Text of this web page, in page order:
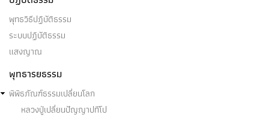
พุทธวิธีปฏิบัติธรรม
ระบบปฏิบัติธรรม
แสงญาณ
พุทธารยธรรม
พิพิธภัณฑ์ธรรมเปลี่ยนโลก
หลวงปู่เปลี่ยนปัญญาปทีโป